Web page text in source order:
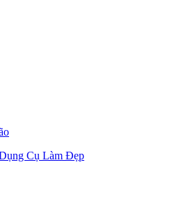
Cụ Làm Đẹp